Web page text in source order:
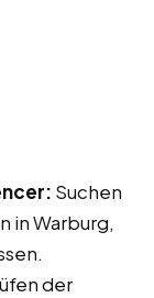
Suchen
in Warburg,
der